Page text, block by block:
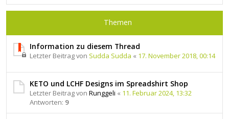
Themen
Information zu diesem Thread
Letzter Beitrag von Sudda Sudda « 17. November 2018, 00:14
KETO und LCHF Designs im Spreadshirt Shop
Letzter Beitrag von Runggeli « 11. Februar 2024, 13:32
Antworten: 9